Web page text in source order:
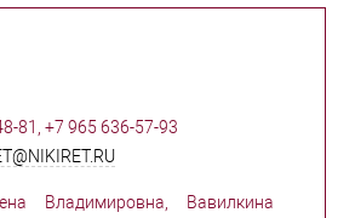
81, +7 965 636-57-93
Владимировна, Вавилкина